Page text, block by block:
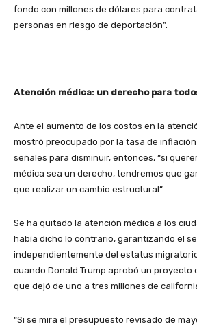
fondo con millones de dólares para
personas en riesgo de deportación”.
Atención médica: un derecho para
Ante el aumento de los costos en la
mostró preocupado por la tasa de
señales para disminuir, entonces, “si
médica sea un derecho, tendremos que
que realizar un cambio estructural”.
Se ha quitado la atención médica a los
había dicho lo contrario, garantizando el
independientemente del estatus
cuando Donald Trump aprobó un proyecto
que dejó de uno a tres millones de
“Si se mira el presupuesto revisado de